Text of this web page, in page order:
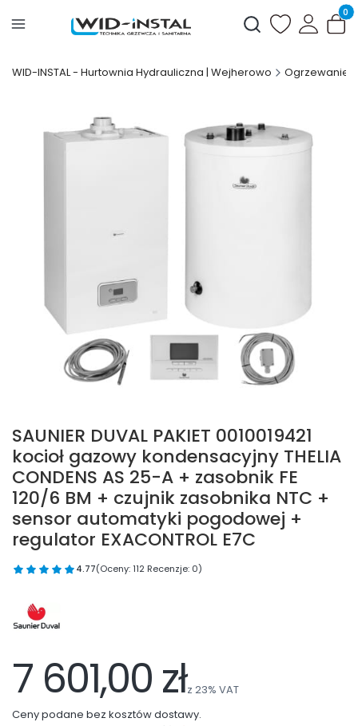
Otwórz
WID-INSTAL - Hurtownia Hydrauliczna | Wejherowo Ogrzewanie
SAUNIER DUVAL PAKIET 0010019421
kocioł gazowy kondensacyjny THELIA
CONDENS AS 25-A + zasobnik FE
120/6 BM + czujnik zasobnika NTC +
sensor automatyki pogodowej +
regulator EXACONTROL E7C
4.77(Oceny: 112 Recenzje: 0)
7 601,00 złz 23% VAT
Ceny podane bez kosztów dostawy.